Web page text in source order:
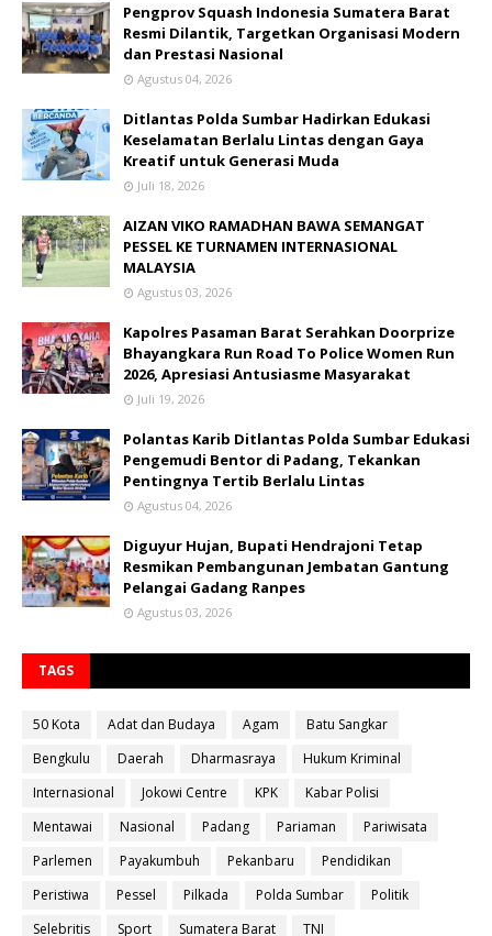
Pengprov Squash Indonesia Sumatera Barat
Resmi Dilantik, Targetkan Organisasi Modern
dan Prestasi Nasional
Agustus 04, 2026
Ditlantas Polda Sumbar Hadirkan Edukasi
Keselamatan Berlalu Lintas dengan Gaya
Kreatif untuk Generasi Muda
Juli 18, 2026
AIZAN VIKO RAMADHAN BAWA SEMANGAT
PESSEL KE TURNAMEN INTERNASIONAL
MALAYSIA
Agustus 03, 2026
Kapolres Pasaman Barat Serahkan Doorprize
Bhayangkara Run Road To Police Women Run
2026, Apresiasi Antusiasme Masyarakat
Juli 19, 2026
Polantas Karib Ditlantas Polda Sumbar Edukasi
Pengemudi Bentor di Padang, Tekankan
Pentingnya Tertib Berlalu Lintas
Agustus 04, 2026
Diguyur Hujan, Bupati Hendrajoni Tetap
Resmikan Pembangunan Jembatan Gantung
Pelangai Gadang Ranpes
Agustus 03, 2026
TAGS
50 Kota Adat dan Budaya Agam
Batu Sangkar
Bengkulu
Daerah Dharmasraya
Hukum Kriminal
Internasional
Jokowi Centre KPK
Kabar Polisi
Mentawai
Nasional Padang Pariaman
Pariwisata
Parlemen
Payakumbuh Pekanbaru
Pendidikan
Peristiwa
Pessel Pilkada Polda Sumbar
Politik
Selebritis
Sport Sumatera Barat TNI